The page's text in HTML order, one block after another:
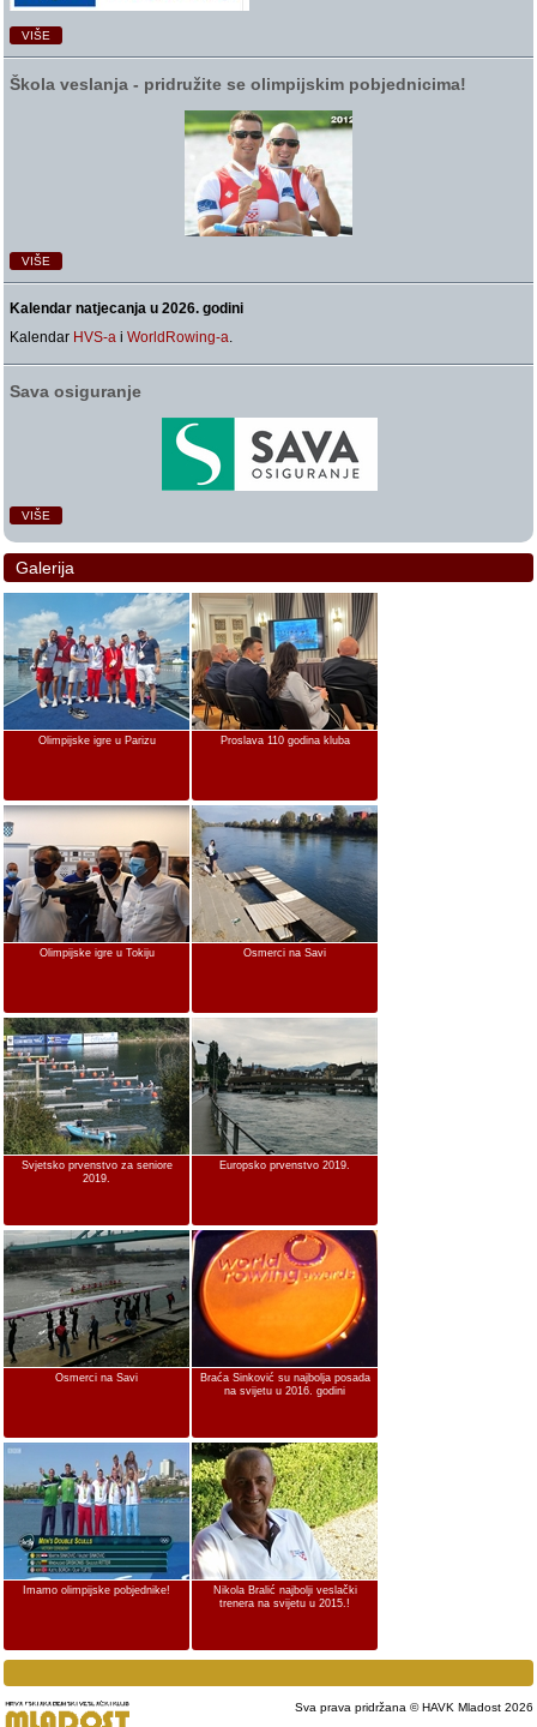
VIŠE
Škola veslanja ‑ pridružite se olimpijskim pobjednicima!
VIŠE
Kalendar natjecanja u 2026. godini
Kalendar HVS-a iWorldRowing-a.
Sava osiguranje
VIŠE
Galerija
Olimpijske igre u Parizu Proslava 110 godina kluba
Olimpijske igre u Tokiju Osmerci na Savi
Svjetsko prvenstvo za seniore
2019.
Europsko prvenstvo 2019.
Osmerci na Savi
Braća Sinković su najbolja posada
na svijetu u 2016. godini
Imamo olimpijske pobjednike!
Nikola Bralić najbolji veslački
trenera na svijetu u 2015.!
Sva prava pridržana © HAVK Mladost 2026